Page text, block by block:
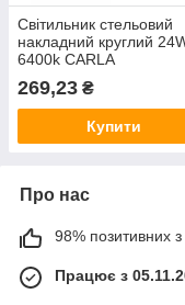
Світильник стельовий
накладний круглий
6400k CARLA
269,23 ₴
Купити
Про нас
98% позитивних з
Працює з